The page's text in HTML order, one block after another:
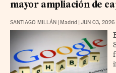
mayor ampliación de
SANTIAGO MILLÁN | Madrid | JUN 03, 2026